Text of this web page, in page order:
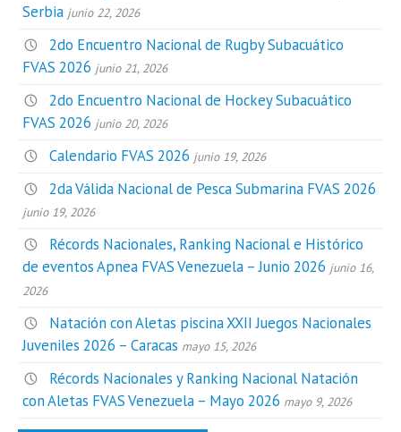
Serbia junio 22, 2026
2do Encuentro Nacional de Rugby Subacuático
FVAS 2026 junio 21, 2026
2do Encuentro Nacional de Hockey Subacuático
FVAS 2026 junio 20, 2026
Calendario FVAS 2026 junio 19, 2026
2da Válida Nacional de Pesca Submarina FVAS 2026
junio 19, 2026
Récords Nacionales, Ranking Nacional e Histórico
de eventos Apnea FVAS Venezuela – Junio 2026 junio 16,
2026
Natación con Aletas piscina XXII Juegos Nacionales
Juveniles 2026 – Caracas mayo 15, 2026
Récords Nacionales y Ranking Nacional Natación
con Aletas FVAS Venezuela – Mayo 2026 mayo 9, 2026